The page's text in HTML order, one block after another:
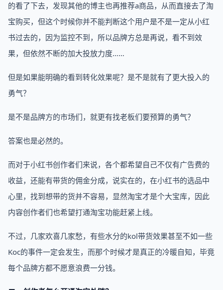
的看了下去，发现其他的博主也再推荐a商品，从而直接去了淘
宝购买，但这个时候你并不能判断这个用户是不是一定从小红
书过去的，因为监控不到，所以品牌方总是再说，看不到效
果，但依然不断的加大投放力度……
但是如果能明确的看到转化效果呢？是不是就有了更大投入的
勇气？
是不是品牌方的市场们，就更有找老板们要预算的勇气？
答案也是必然的。
而对于小红书创作者们来说，各个都希望自己不仅有广告费的
收益，还能有带货的佣金分成，说实在的，在小红书的选品中
心里，找到想带的货并不容易，显然淘宝才是个大宝库，因此
内容创作者们也希望打通淘宝功能赶紧上线。
不过，几家欢喜几家愁，有些水分的kol带货效果甚至不如一些
Koc的事件一定会发生，而那个时候才是真正的冷暖自知，毕竟
每个品牌方都不愿意浪费一分钱。